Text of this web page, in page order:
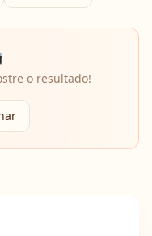
o resultado!